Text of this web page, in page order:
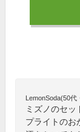
LemonSoda(50代
ミズノのセ
プライトのお